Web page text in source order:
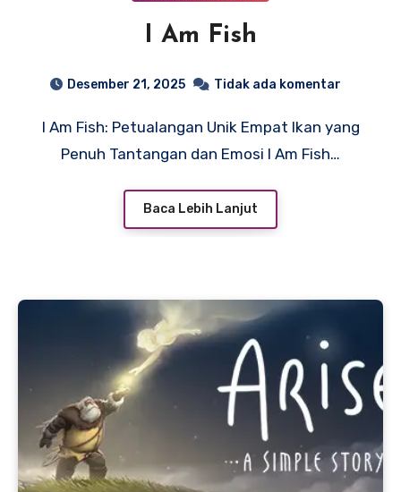
I Am Fish
Desember 21, 2025 Tidak ada komentar
I Am Fish: Petualangan Unik Empat Ikan yang
Penuh Tantangan dan Emosi I Am Fish…
Baca Lebih Lanjut